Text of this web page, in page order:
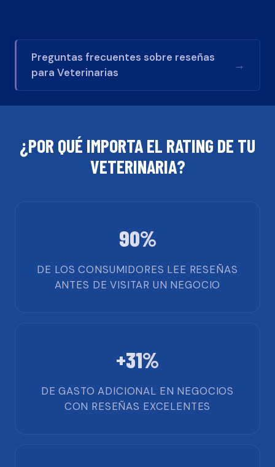
Preguntas frecuentes sobre reseñas
para Veterinarias
→
¿POR QUÉ IMPORTA EL RATING DE TU
VETERINARIA?
90%
DE LOS CONSUMIDORES LEE RESEÑAS
ANTES DE VISITAR UN NEGOCIO
+31%
DE GASTO ADICIONAL EN NEGOCIOS
CON RESEÑAS EXCELENTES